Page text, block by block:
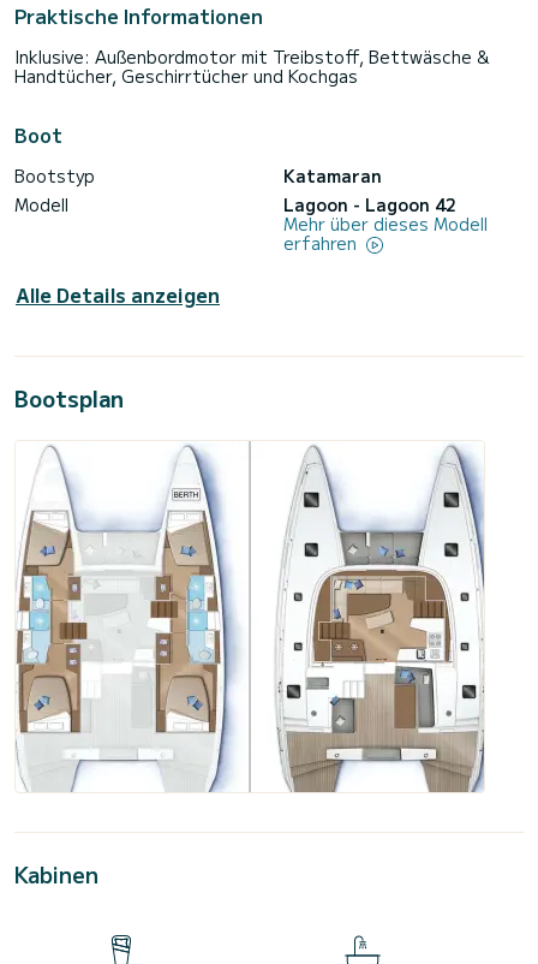
Praktische Informationen
Inklusive: Außenbordmotor mit Treibstoff, Bettwäsche &
Handtücher, Geschirrtücher und Kochgas
Boot
Bootstyp
Katamaran
Modell
Lagoon - Lagoon 42
Mehr über dieses Modell
erfahren
Alle Details anzeigen
Bootsplan
Kabinen